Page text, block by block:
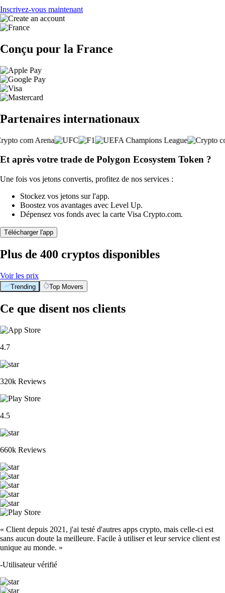
Inscrivez-vous maintenant
Conçu pour la France
Partenaires internationaux
Et après votre trade de Polygon Ecosystem Token ?
Une fois vos jetons convertis, profitez de nos services :
Stockez vos jetons sur l'app.
Boostez vos avantages avec Level Up.
Dépensez vos fonds avec la carte Visa Crypto.com.
Télécharger l'app
Plus de 400 cryptos disponibles
Voir les prix
Trending Top Movers
Ce que disent nos clients
4.7
320k Reviews
4.5
660k Reviews
« Client depuis 2021, j'ai testé d'autres apps crypto, mais celle-ci est
sans aucun doute la meilleure. Facile à utiliser et leur service client est
unique au monde. »
-Utilisateur vérifié